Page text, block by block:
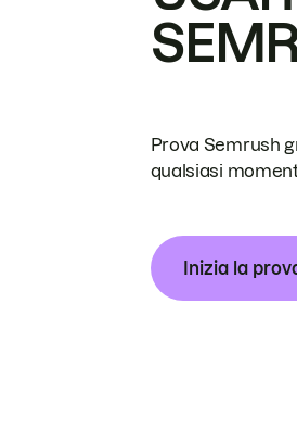
Prova Semrush
qualsiasi
Inizia la